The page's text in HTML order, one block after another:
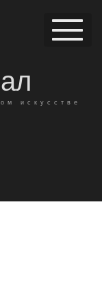
искусстве